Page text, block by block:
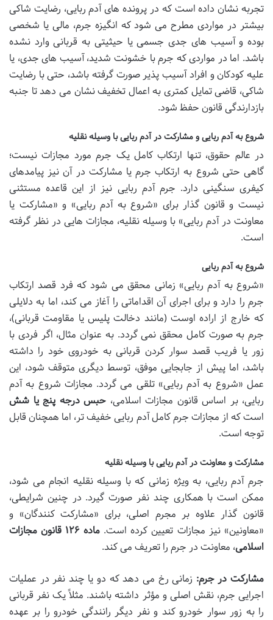
تجربه نشان داده است که در پرونده های آدم ربایی، رضایت شاکی
بیشتر در مواردی مطرح می شود که انگیزه جرم، مالی یا شخصی
بوده و آسیب های جدی جسمی یا حیثیتی به قربانی وارد نشده
باشد. اما در مواردی که جرم با خشونت شدید، آسیب های جدی، یا
علیه کودکان و افراد آسیب پذیر صورت گرفته باشد، حتی با رضایت
شاکی، قاضی تمایل کمتری به اعمال تخفیف نشان می دهد تا جنبه
بازدارندگی قانون حفظ شود.
شروع به آدم ربایی و مشارکت در آدم ربایی با وسیله نقلیه
در عالم حقوق، تنها ارتکاب کامل یک جرم مورد مجازات نیست؛
گاهی حتی شروع به ارتکاب جرم یا مشارکت در آن نیز پیامدهای
کیفری سنگینی دارد. جرم آدم ربایی نیز از این قاعده مستثنی
نیست و قانون گذار برای «شروع به آدم ربایی» و «مشارکت یا
معاونت در آدم ربایی» با وسیله نقلیه، مجازات هایی در نظر گرفته
است.
شروع به آدم ربایی
«شروع به آدم ربایی» زمانی محقق می شود که فرد قصد ارتکاب
جرم را دارد و برای اجرای آن اقداماتی را آغاز می کند، اما به دلایلی
که خارج از اراده اوست (مانند دخالت پلیس یا مقاومت قربانی)،
جرم به صورت کامل محقق نمی گردد. به عنوان مثال، اگر فردی با
زور یا فریب قصد سوار کردن قربانی به خودروی خود را داشته
باشد، اما پیش از جابجایی موفق، توسط دیگری متوقف شود، این
عمل «شروع به آدم ربایی» تلقی می گردد. مجازات شروع به آدم
ربایی، بر اساس قانون مجازات اسلامی، حبس درجه پنج یا شش
است که از مجازات جرم کامل آدم ربایی خفیف تر، اما همچنان قابل
توجه است.
مشارکت و معاونت در آدم ربایی با وسیله نقلیه
جرم آدم ربایی، به ویژه زمانی که با وسیله نقلیه انجام می شود،
ممکن است با همکاری چند نفر صورت گیرد. در چنین شرایطی،
قانون گذار علاوه بر مجرم اصلی، برای «مشارکت کنندگان» و
«معاونین» نیز مجازات تعیین کرده است.
ماده ۱۲۶ قانون مجازات
اسلامی، معاونت در جرم را تعریف می کند.
مشارکت در جرم: زمانی رخ می دهد که دو یا چند نفر در عملیات
اجرایی جرم، نقش اصلی و مؤثر داشته باشند. مثلاً یک نفر قربانی
را به زور سوار خودرو کند و نفر دیگر رانندگی خودرو را بر عهده